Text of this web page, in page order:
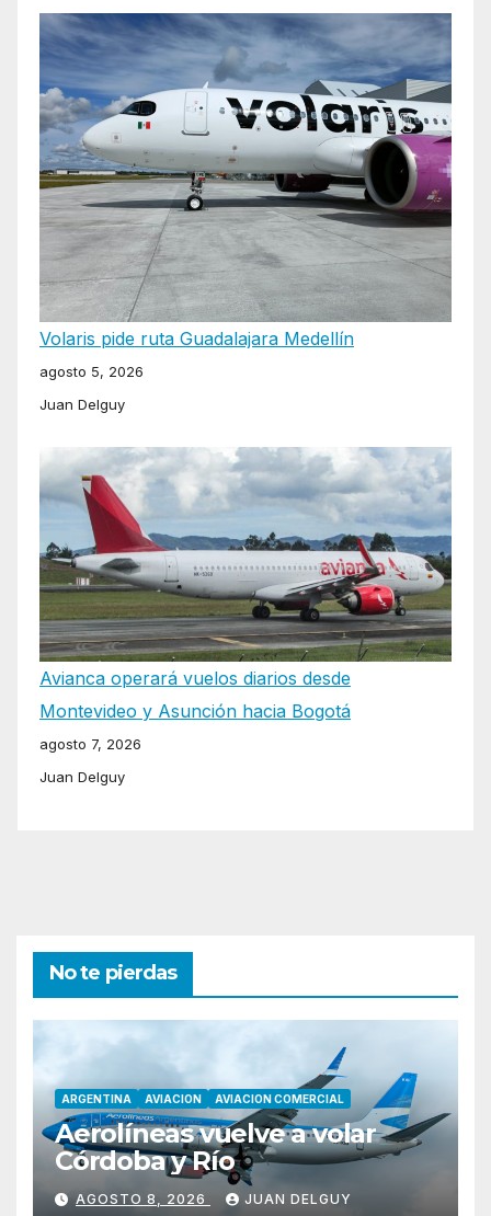
Volaris pide ruta Guadalajara Medellín
agosto 5, 2026
Juan Delguy
Avianca operará vuelos diarios desde
Montevideo y Asunción hacia Bogotá
agosto 7, 2026
Juan Delguy
No te pierdas
ARGENTINA AVIACION AVIACION COMERCIAL
Aerolíneas vuelve a volar
Córdoba y Río
AGOSTO 8, 2026 JUAN DELGUY